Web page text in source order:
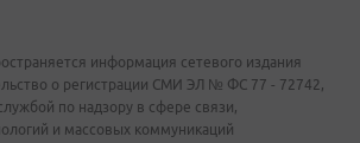
информация сетевого издания
о регистрации СМИ ЭЛ № ФС 77 - 72742,
по надзору в сфере связи,
и массовых коммуникаций